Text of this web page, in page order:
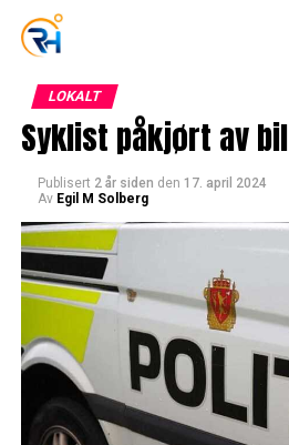
LOKALT
Syklist påkjørt av bil
Publisert 2 år siden den 17. april 2024
Av Egil M Solberg